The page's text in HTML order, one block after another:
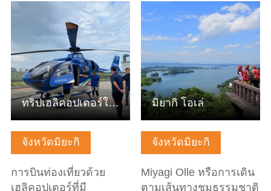
จังหวัดมิยะกิ
การบินท่องเที่ยวด้วย
เฮลิคอปเตอร์ที่มี
ดูข้อมูลพื้นฐาน
ทริปเฮลิคอปเตอร์ในมิยากิ (เซนได, มัตสึชิม่า ฯลฯ)
จังหวัดมิยะกิ
Miyagi Olle หรือการเดิน
ตามเส้นทางชมธรรมชาติ
มิยากิ โอเล่